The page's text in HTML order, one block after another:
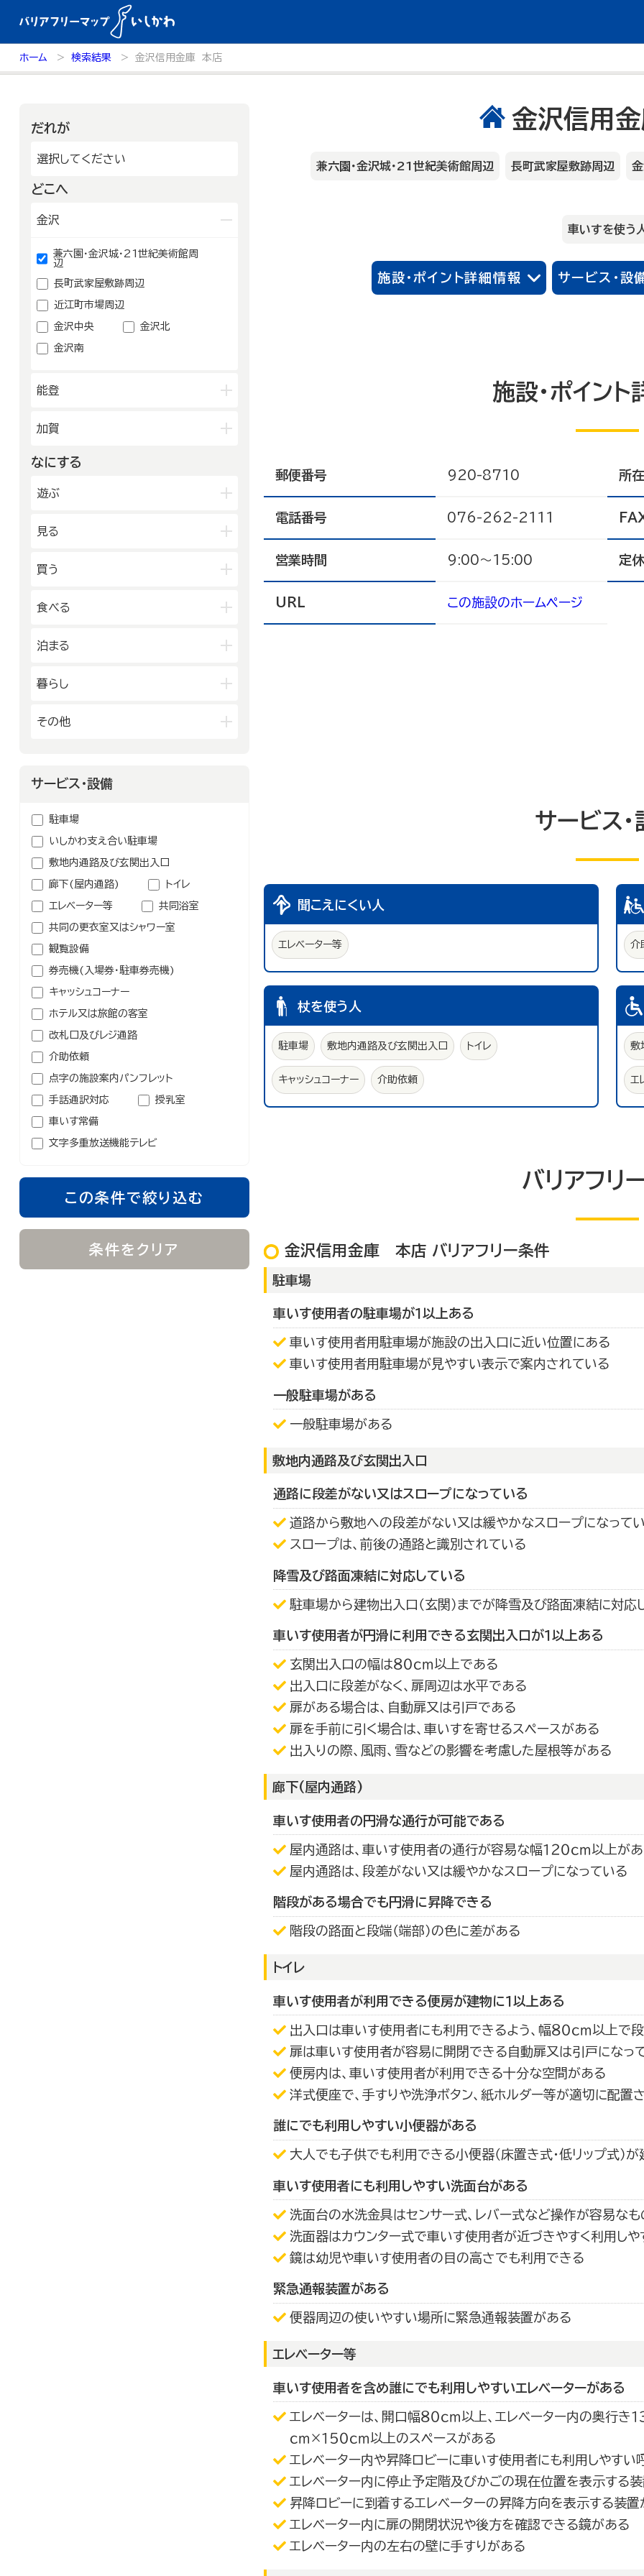
ホーム 検索結果 金沢信用金庫 本店
だれが
選択してください
どこへ
金沢
兼六園・金沢城・21世紀美術館周
辺
長町武家屋敷跡周辺
近江町市場周辺
金沢中央 金沢北
金沢南
能登
輪島朝市周辺
能登中央
加賀
山代温泉
なにする
遊ぶ
公園
見る
映画館
劇場・能楽堂
買う
デパート・ショッピングセンター
スーパーマーケット・コンビニ
その他の小売業
食べる
和食
テイクアウト・デリバリー
ファミリーレストラン
泊まる
旅館
その他の宿泊関連施設
暮らし
官公庁・県市町
介護・福祉関連
公民館・集会場・会館・研修所
塾・教室・カルチャースクール
美容院・理容店
冠婚葬祭業
郵便局・郵便業
その他のサービス業
その他
鉱業
サービス・設備
駐車場
いしかわ支え合い駐車場
敷地内通路及び玄関出入口
廊下(屋内通路) トイレ
エレベーター等 共同浴室
共同の更衣室又はシャワー室
観覧設備
券売機(入場券・駐車券売機)
キャッシュコーナー
ホテル又は旅館の客室
改札口及びレジ通路
介助依頼
点字の施設案内パンフレット
手話通訳対応 授乳室
車いす常備
文字多重放送機能テレビ
この条件で絞り込む
条件をクリア
金沢信用
兼六園・金沢城・21世紀美術館周辺 長町武家屋敷跡周辺
車いすを使う
施設・ポイント詳細情報 サービス・設
施設・ポイン
郵便番号 920-8710 所
電話番号 076-262-2111
営業時間 9:00～15:00 定
URL この施設のホームページ
サービス
聞こえにくい人
エレベーター等 介
杖を使う人
駐車場 敷地内通路及び玄関出入口 トイレ
キャッシュコーナー 介助依頼
敷
エ
バリアフリ
金沢信用金庫 本店 バリアフリー条件
駐車場
車いす使用者の駐車場が１以上ある
車いす使用者用駐車場が施設の出入口に近い位置にある
車いす使用者用駐車場が見やすい表示で案内されている
一般駐車場がある
一般駐車場がある
敷地内通路及び玄関出入口
通路に段差がない又はスロープになっている
道路から敷地への段差がない又は緩やかなスロープになって
スロープは、前後の通路と識別されている
降雪及び路面凍結に対応している
駐車場から建物出入口（玄関）までが降雪及び路面凍結に対応
車いす使用者が円滑に利用できる玄関出入口が１以上ある
玄関出入口の幅は８０ｃｍ以上である
出入口に段差がなく、扉周辺は水平である
扉がある場合は、自動扉又は引戸である
扉を手前に引く場合は、車いすを寄せるスペースがある
出入りの際、風雨、雪などの影響を考慮した屋根等がある
廊下(屋内通路)
車いす使用者の円滑な通行が可能である
屋内通路は、車いす使用者の通行が容易な幅１２０ｃｍ以上が
屋内通路は、段差がない又は緩やかなスロープになっている
階段がある場合でも円滑に昇降できる
階段の路面と段端（端部）の色に差がある
トイレ
車いす使用者が利用できる便房が建物に１以上ある
出入口は車いす使用者にも利用できるよう、幅８０ｃｍ以上で
扉は車いす使用者が容易に開閉できる自動扉又は引戸になっ
便房内は、車いす使用者が利用できる十分な空間がある
洋式便座で、手すりや洗浄ボタン、紙ホルダー等が適切に配置
誰にでも利用しやすい小便器がある
大人でも子供でも利用できる小便器（床置き式・低リップ式）が
車いす使用者にも利用しやすい洗面台がある
洗面台の水洗金具はセンサー式、レバー式など操作が容易な
洗面器はカウンター式で車いす使用者が近づきやすく利用しや
鏡は幼児や車いす使用者の目の高さでも利用できる
緊急通報装置がある
便器周辺の使いやすい場所に緊急通報装置がある
エレベーター等
車いす使用者を含め誰にでも利用しやすいエレベーターがある
エレベーターは、開口幅８０ｃｍ以上、エレベーター内の奥行き１
ｃｍ×１５０ｃｍ以上のスペースがある
エレベーター内や昇降ロビーに車いす使用者にも利用しやすい
エレベーター内に停止予定階及びかごの現在位置を表示する
昇降ロビーに到着するエレベーターの昇降方向を表示する装置
エレベーター内に扉の開閉状況や後方を確認できる鏡がある
エレベーター内の左右の壁に手すりがある